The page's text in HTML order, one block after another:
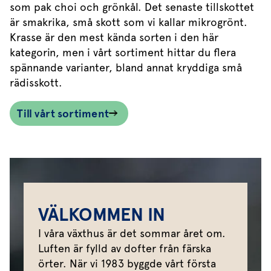
som pak choi och grönkål. Det senaste tillskottet
är smakrika, små skott som vi kallar mikrogrönt.
Krasse är den mest kända sorten i den här
kategorin, men i vårt sortiment hittar du flera
spännande varianter, bland annat kryddiga små
rädisskott.
Till vårt sortiment
VÄLKOMMEN IN
I våra växthus är det sommar året om.
Luften är fylld av dofter från färska
örter. När vi 1983 byggde vårt första